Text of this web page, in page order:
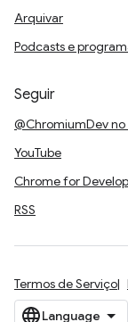
Arquivar
Podcasts e
Seguir
@ChromiumDev no
YouTube
Chrome for
RSS
Termos de Serviço